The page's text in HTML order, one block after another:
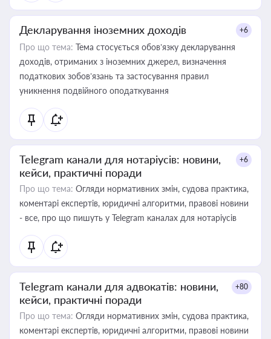
Декларування іноземних доходів +6
Про що тема: Тема стосується обов’язку декларування
доходів, отриманих з іноземних джерел, визначення
податкових зобов’язань та застосування правил
уникнення подвійного оподаткування
Telegram канали для нотаріусів: новини,
кейси, практичні поради
+6
Про що тема: Огляди нормативних змін, судова практика,
коментарі експертів, юридичні алгоритми, правові новини
- все, про що пишуть у Telegram каналах для нотаріусів
Telegram канали для адвокатів: новини,
кейси, практичні поради
+80
Про що тема: Огляди нормативних змін, судова практика,
коментарі експертів, юридичні алгоритми, правові новини